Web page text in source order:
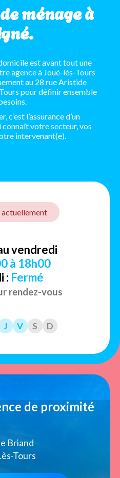
ménage à
est avant tout une
agence à Joué-lès-Tours
au 28 rue Aristide
pour définir ensemble
c’est l’assurance d’un
votre secteur, vos
intervenant(e).
actuellement
vendredi
à 18h00
: Fermé
rendez-vous
J V S D
de proximité
Briand
Tours